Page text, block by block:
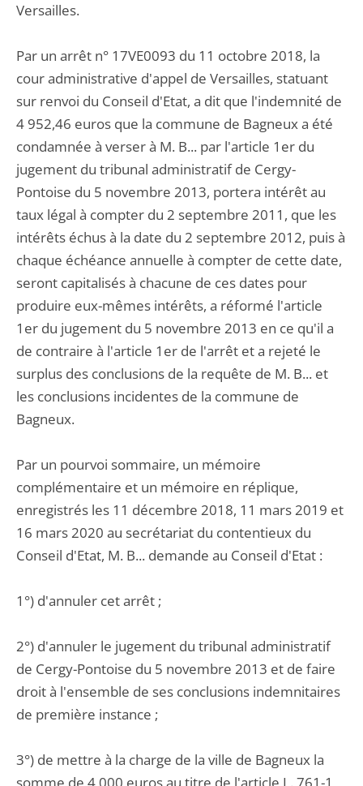
Versailles.
Par un arrêt n° 17VE0093 du 11 octobre 2018, la
cour administrative d'appel de Versailles, statuant
sur renvoi du Conseil d'Etat, a dit que l'indemnité de
4 952,46 euros que la commune de Bagneux a été
condamnée à verser à M. B... par l'article 1er du
jugement du tribunal administratif de Cergy-
Pontoise du 5 novembre 2013, portera intérêt au
taux légal à compter du 2 septembre 2011, que les
intérêts échus à la date du 2 septembre 2012, puis à
chaque échéance annuelle à compter de cette date,
seront capitalisés à chacune de ces dates pour
produire eux-mêmes intérêts, a réformé l'article
1er du jugement du 5 novembre 2013 en ce qu'il a
de contraire à l'article 1er de l'arrêt et a rejeté le
surplus des conclusions de la requête de M. B... et
les conclusions incidentes de la commune de
Bagneux.
Par un pourvoi sommaire, un mémoire
complémentaire et un mémoire en réplique,
enregistrés les 11 décembre 2018, 11 mars 2019 et
16 mars 2020 au secrétariat du contentieux du
Conseil d'Etat, M. B... demande au Conseil d'Etat :
1°) d'annuler cet arrêt ;
2°) d'annuler le jugement du tribunal administratif
de Cergy-Pontoise du 5 novembre 2013 et de faire
droit à l'ensemble de ses conclusions indemnitaires
de première instance ;
3°) de mettre à la charge de la ville de Bagneux la